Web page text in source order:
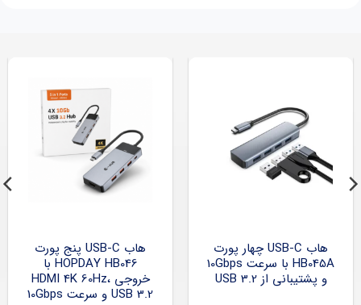
هاب USB-C چهار پورت
HB045A با سرعت 10Gbps
و پشتیبانی از USB 3.2
هاب USB-C پنج پورت
HOPDAY HB046 با
خروجی HDMI 4K 60Hz،
USB 3.2 و سرعت 10Gbps